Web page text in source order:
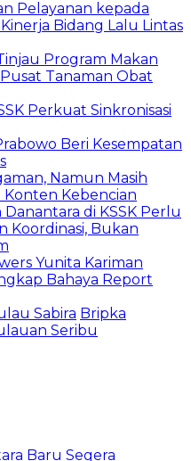
Pelayanan kepada
Bidang Lalu Lintas
Program Makan
Tanaman Obat
Perkuat Sinkronisasi
Beri Kesempatan
Namun Masih
Konten Kebencian
di KSSK Perlu
Koordinasi, Bukan
Yunita Kariman
Bahaya Report
Sabira Bripka
Seribu
Baru Segera